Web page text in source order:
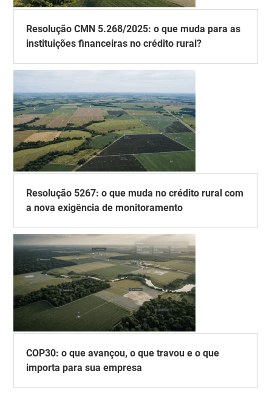
Resolução CMN 5.268/2025: o que muda para as
instituições financeiras no crédito rural?
Resolução 5267: o que muda no crédito rural com
a nova exigência de monitoramento
COP30: o que avançou, o que travou e o que
importa para sua empresa